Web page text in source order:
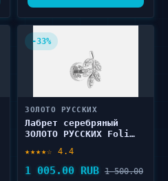
-33%
ЗОЛОТО РУССКИХ
Лабрет серебряный
ЗОЛОТО РУССКИХ Foli
★★★★☆ 4.4
1 005.00 RUB 1 500.00